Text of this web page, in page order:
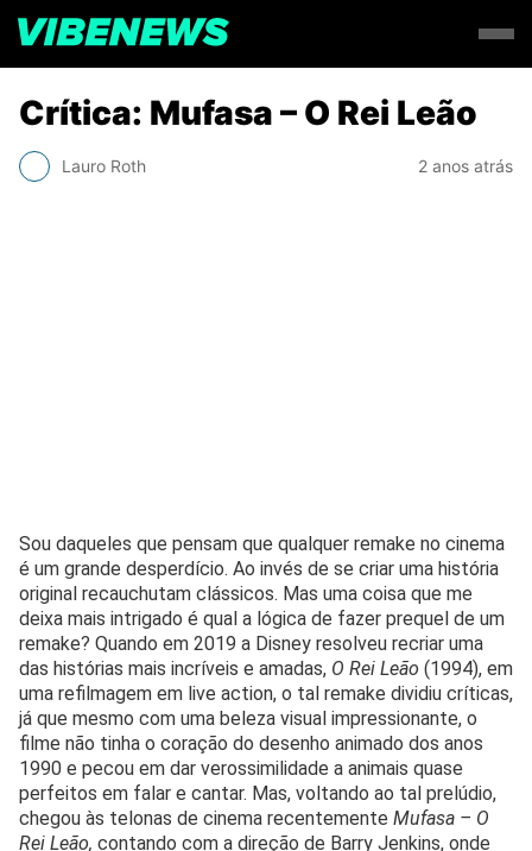
Crítica: Mufasa – O Rei Leão
Lauro Roth 2 anos atrás
Sou daqueles que pensam que qualquer remake no cinema
é um grande desperdício. Ao invés de se criar uma história
original recauchutam clássicos. Mas uma coisa que me
deixa mais intrigado é qual a lógica de fazer prequel de um
remake? Quando em 2019 a Disney resolveu recriar uma
das histórias mais incríveis e amadas, O Rei Leão (1994), em
uma refilmagem em live action, o tal remake dividiu críticas,
já que mesmo com uma beleza visual impressionante, o
filme não tinha o coração do desenho animado dos anos
1990 e pecou em dar verossimilidade a animais quase
perfeitos em falar e cantar. Mas, voltando ao tal prelúdio,
chegou às telonas de cinema recentemente Mufasa – O
Rei Leão, contando com a direção de Barry Jenkins, onde